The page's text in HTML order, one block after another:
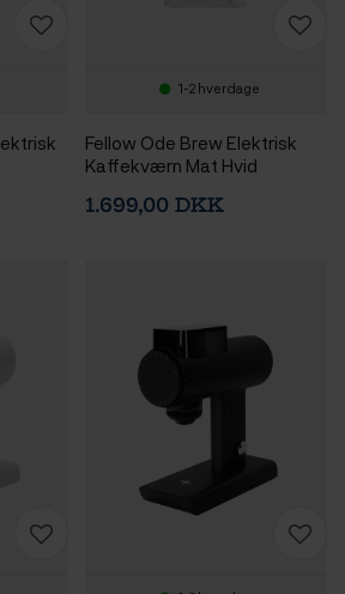
1-2 hverdage
Fellow Ode Brew Elektrisk
Kaffekværn Mat Hvid
1.699,00 DKK